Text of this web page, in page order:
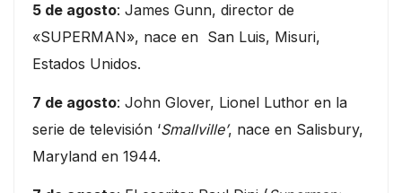
5 de agosto: James Gunn, director de
«SUPERMAN», nace en San Luis, Misuri,
Estados Unidos.
7 de agosto: John Glover, Lionel Luthor en la
serie de televisión ‘Smallville’, nace en Salisbury,
Maryland en 1944.